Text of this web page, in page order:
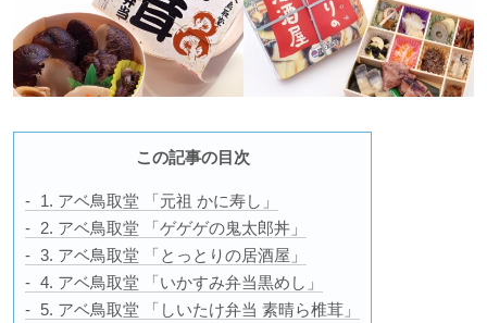
この記事の目次
1. アベ鳥取堂 「元祖 かに寿し」
2. アベ鳥取堂 「ゲゲゲの鬼太郎丼」
3. アベ鳥取堂 「とっとりの居酒屋」
4. アベ鳥取堂 「いかすみ弁当黒めし」
5. アベ鳥取堂 「しいたけ弁当 素晴ら椎茸」